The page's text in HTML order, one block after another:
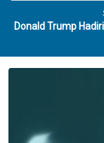
Donald Trump